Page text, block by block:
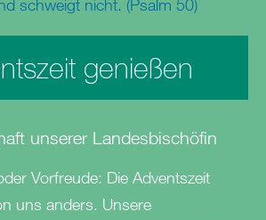
schweigt nicht. (Psalm 50)
genießen
unserer Landesbischöfin
Vorfreude: Die Adventszeit
uns anders. Unsere